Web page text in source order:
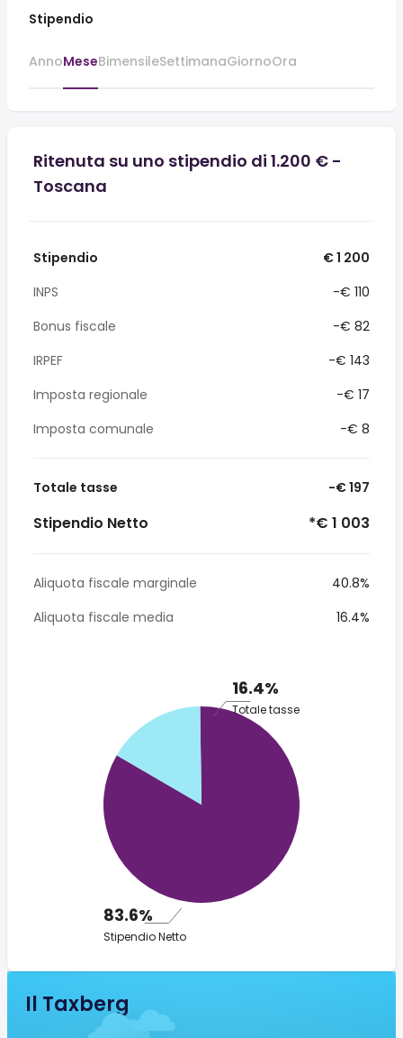
Stipendio
AnnoMeseBimensileSettimanaGiornoOra
Ritenuta su uno stipendio di 1.200 € -
Toscana
Stipendio
€ 1 200
INPS
-€ 110
Bonus fiscale
-€ 82
IRPEF
-€ 143
Imposta regionale
-€ 17
Imposta comunale
-€ 8
Totale tasse -€ 197
Stipendio Netto *€ 1 003
Aliquota fiscale marginale
40.8%
Aliquota fiscale media
16.4%
16.4%
Totale tasse
83.6%
Stipendio Netto
Il Taxberg